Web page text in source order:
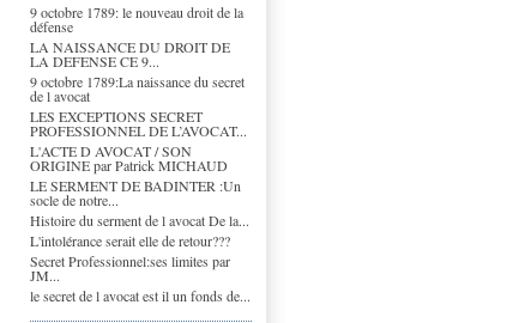
9 octobre 1789: le nouveau droit de la
défense
LA NAISSANCE DU DROIT DE
LA DEFENSE CE 9...
9 octobre 1789:La naissance du secret
de l avocat
LES EXCEPTIONS SECRET
PROFESSIONNEL DE L’AVOCAT...
L'ACTE D AVOCAT / SON
ORIGINE par Patrick MICHAUD
LE SERMENT DE BADINTER :Un
socle de notre...
Histoire du serment de l avocat De la...
L'intolérance serait elle de retour???
Secret Professionnel:ses limites par
JM...
le secret de l avocat est il un fonds de...